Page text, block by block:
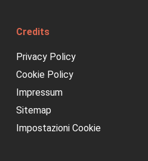
Credits
Privacy Policy
Cookie Policy
Impressum
Sitemap
Impostazioni Cookie